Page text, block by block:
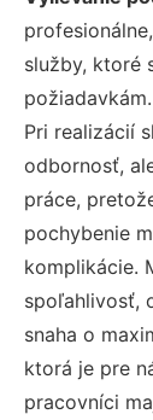
služby, ktoré
Pri realizácií
odbornosť,
práce,
pochybenie
komplikácie.
spoľahlivosť,
snaha o
ktorá je pre
pracovníci